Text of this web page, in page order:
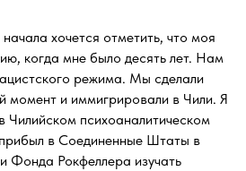
хочется отметить, что моя
когда мне было десять лет. Нам
режима. Мы сделали
момент и иммигрировали в Чили. Я
Чилийском психоаналитическом
в Соединенные Штаты в
Фонда Рокфеллера изучать